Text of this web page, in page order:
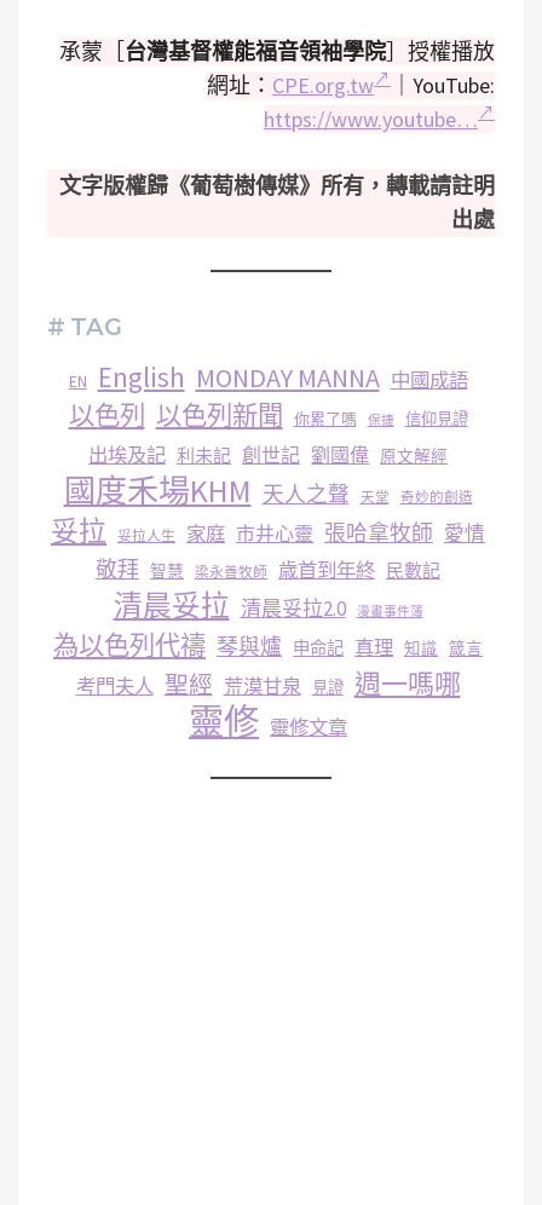
承蒙［ 台灣基督權能福音領袖學院］授權播放
網址： CPE.org.tw
｜YouTube:
https://www.youtube…
文字版權歸《葡萄樹傳媒》所有，轉載請註明
出處
# TAG
EN English MONDAY MANNA 中國成語
以色列 以色列新聞 你累了嗎 保捷 信仰見證
出埃及記 利未記 創世記 劉國偉 原文解經
國度禾場KHM 天人之聲 天堂 奇妙的創造
妥拉 妥拉人生 家庭 市井心靈 張哈拿牧師 愛情
敬拜 智慧 梁永善牧師 歳首到年終 民數記
清晨妥拉 清晨妥拉2.0 漫畫事件簿
為以色列代禱 琴與爐 申命記 真理 知識 箴言
考門夫人 聖經 荒漠甘泉 見證 週一嗎哪
靈修 靈修文章